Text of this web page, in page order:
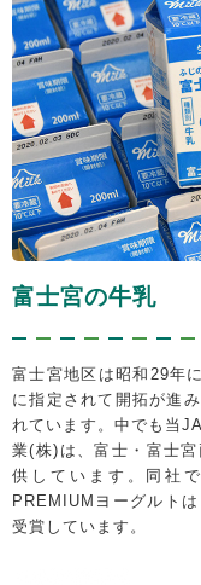
富士宮の牛乳
富士宮地区は昭和29年
に指定されて開拓が進
れています。中でも当
業(株)は、富士・富士
供しています。同社
PREMIUMヨーグルト
受賞しています。